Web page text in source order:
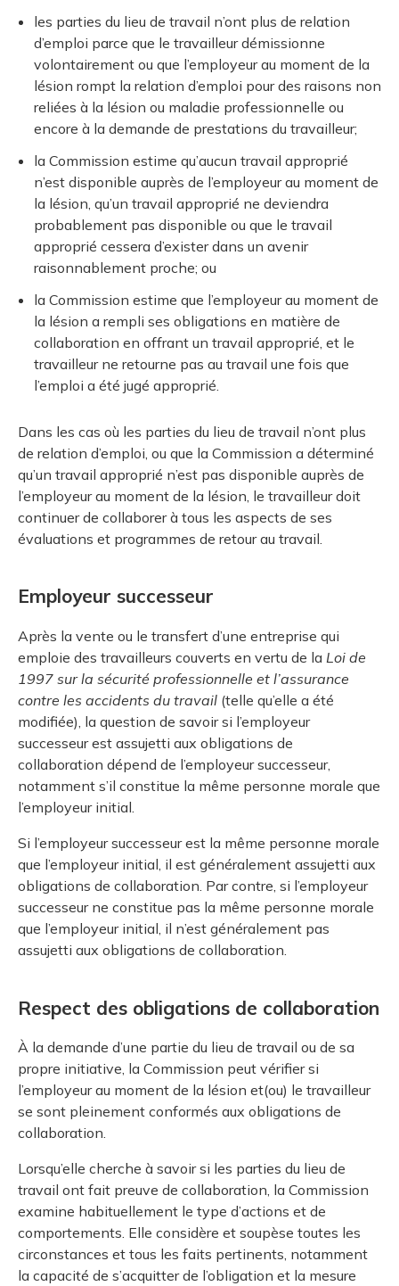
les parties du lieu de travail n’ont plus de relation
d’emploi parce que le travailleur démissionne
volontairement ou que l’employeur au moment de la
lésion rompt la relation d’emploi pour des raisons non
reliées à la lésion ou maladie professionnelle ou
encore à la demande de prestations du travailleur;
la Commission estime qu’aucun travail approprié
n’est disponible auprès de l’employeur au moment de
la lésion, qu’un travail approprié ne deviendra
probablement pas disponible ou que le travail
approprié cessera d’exister dans un avenir
raisonnablement proche; ou
la Commission estime que l’employeur au moment de
la lésion a rempli ses obligations en matière de
collaboration en offrant un travail approprié, et le
travailleur ne retourne pas au travail une fois que
l’emploi a été jugé approprié.
Dans les cas où les parties du lieu de travail n’ont plus
de relation d’emploi, ou que la Commission a déterminé
qu’un travail approprié n’est pas disponible auprès de
l’employeur au moment de la lésion, le travailleur doit
continuer de collaborer à tous les aspects de ses
évaluations et programmes de retour au travail.
Employeur successeur
Après la vente ou le transfert d’une entreprise qui
emploie des travailleurs couverts en vertu de la Loi de
1997 sur la sécurité professionnelle et l’assurance
contre les accidents du travail (telle qu’elle a été
modifiée), la question de savoir si l’employeur
successeur est assujetti aux obligations de
collaboration dépend de l’employeur successeur,
notamment s’il constitue la même personne morale que
l’employeur initial.
Si l’employeur successeur est la même personne morale
que l’employeur initial, il est généralement assujetti aux
obligations de collaboration. Par contre, si l’employeur
successeur ne constitue pas la même personne morale
que l’employeur initial, il n’est généralement pas
assujetti aux obligations de collaboration.
Respect des obligations de collaboration
À la demande d’une partie du lieu de travail ou de sa
propre initiative, la Commission peut vérifier si
l’employeur au moment de la lésion et(ou) le travailleur
se sont pleinement conformés aux obligations de
collaboration.
Lorsqu’elle cherche à savoir si les parties du lieu de
travail ont fait preuve de collaboration, la Commission
examine habituellement le type d’actions et de
comportements. Elle considère et soupèse toutes les
circonstances et tous les faits pertinents, notamment
la capacité de s’acquitter de l’obligation et la mesure